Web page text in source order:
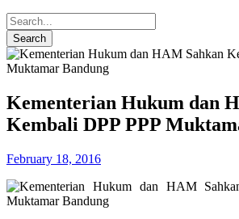
Kementerian Hukum dan
Kembali DPP PPP
February 18, 2016